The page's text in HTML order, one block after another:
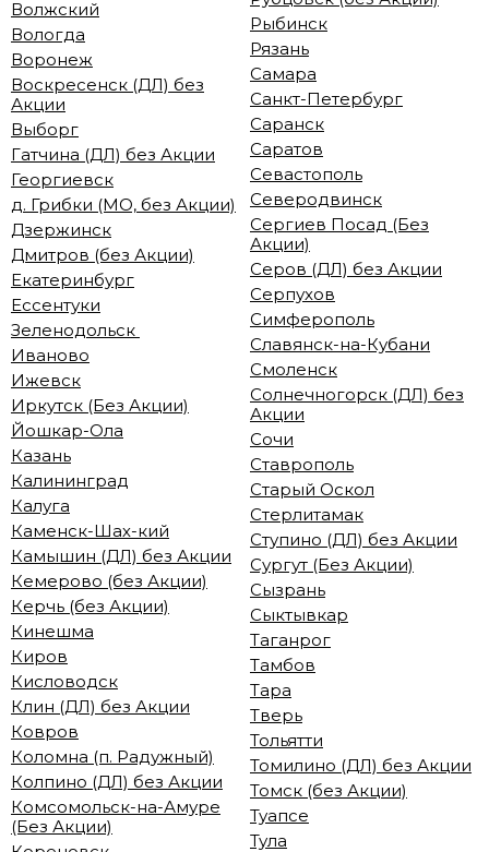
Волжский
Вологда
Воронеж
Воскресенск (ДЛ) без
Акции
Выборг
Гатчина (ДЛ) без Акции
Георгиевск
д. Грибки (МО, без Акции)
Дзержинск
Дмитров (без Акции)
Екатеринбург
Ессентуки
Зеленодольск
Иваново
Ижевск
Иркутск (Без Акции)
Йошкар-Ола
Казань
Калининград
Калуга
Каменск-Шах-кий
Камышин (ДЛ) без Акции
Кемерово (без Акции)
Керчь (без Акции)
Кинешма
Киров
Кисловодск
Клин (ДЛ) без Акции
Ковров
Коломна (п. Радужный)
Колпино (ДЛ) без Акции
Комсомольск-на-Амуре
(Без Акции)
Рыбинск
Рязань
Самара
Санкт-Петербург
Саранск
Саратов
Севастополь
Северодвинск
Сергиев Посад (Без
Акции)
Серов (ДЛ) без Акции
Серпухов
Симферополь
Славянск-на-Кубани
Смоленск
Солнечногорск (ДЛ) без
Акции
Сочи
Ставрополь
Старый Оскол
Стерлитамак
Ступино (ДЛ) без Акции
Сургут (Без Акции)
Сызрань
Сыктывкар
Таганрог
Тамбов
Тара
Тверь
Тольятти
Томилино (ДЛ) без Акции
Томск (без Акции)
Туапсе
Тула